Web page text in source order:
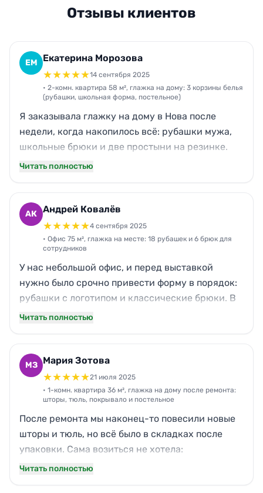
Отзывы клиентов
ЕМ Екатерина Морозова
★★★★★14 сентября 2025
• 2-комн. квартира 58 м², глажка на дому: 3 корзины белья
(рубашки, школьная форма, постельное)
Я заказывала глажку на дому в Нова после
недели, когда накопилось всё: рубашки мужа,
школьные брюки и две простыни на резинке.
Приехали ровно к 11:00, как договорились. За 2
Понравилось, что сотрудница вежливая,
уточняла, как я люблю стрелки на брюках. По
цене вышло адекватно, без внезапных доплат.
Читать полностью
АК Андрей Ковалёв
★★★★★4 сентября 2025
• Офис 75 м², глажка на месте: 18 рубашек и 6 брюк для
сотрудников
У нас небольшой офис, и перед выставкой
нужно было срочно привести форму в порядок:
рубашки с логотипом и классические брюки. В
Нова договорились на вечер, чтобы не мешать
брюк, все швы ровные, без блестящих следов от
утюга. Скорость порадовала, а цена оказалась
ниже, чем отдавать в химчистку и ждать
несколько дней.
Читать полностью
МЗ Мария Зотова
★★★★★21 июля 2025
• 1-комн. квартира 36 м², глажка на дому после ремонта:
шторы, тюль, покрывало и постельное
После ремонта мы наконец-то повесили новые
шторы и тюль, но всё было в складках после
упаковки. Сама возиться не хотела:
парогенератора нет, а утюг старый. Заказала
Читать полностью